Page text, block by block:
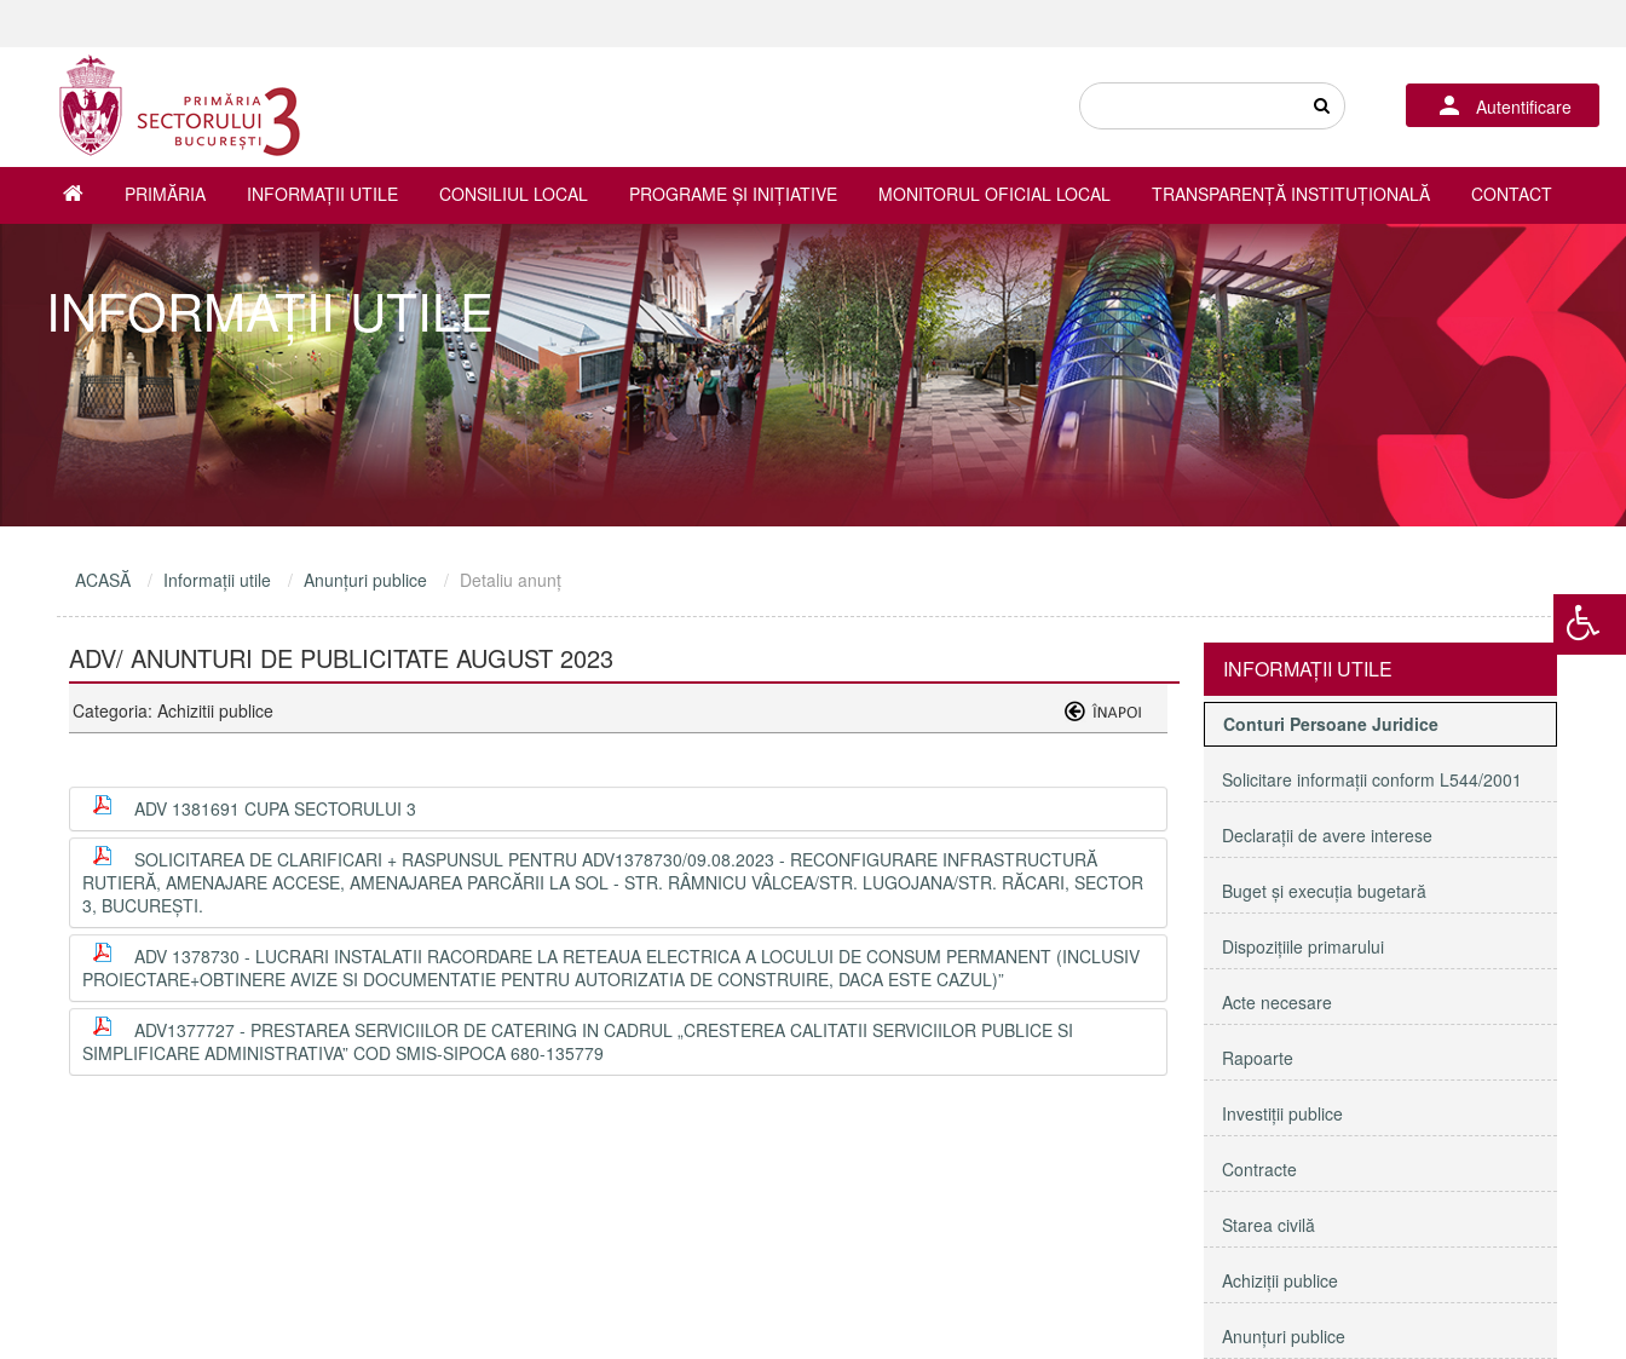
Autentificare
PRIMĂRIA INFORMAŢII UTILE CONSILIUL LOCAL PROGRAME ŞI INIŢIATIVE MONITORUL OFICIAL LOCAL TRANSPARENȚĂ INSTITUȚIONALĂ CONTACT
INFORMAŢII UTILE
ACASĂ Informaţii utile Anunţuri publice Detaliu anunţ
ADV/ ANUNTURI DE PUBLICITATE AUGUST 2023
Categoria: Achizitii publice
ADV 1381691 CUPA SECTORULUI 3
SOLICITAREA DE CLARIFICARI + RASPUNSUL PENTRU ADV1378730/09.08.2023 - RECONFIGURARE INFRASTRUCTURĂ
RUTIERĂ, AMENAJARE ACCESE, AMENAJAREA PARCĂRII LA SOL - STR. RÂMNICU VÂLCEA/STR. LUGOJANA/STR. RĂCARI, SECTOR
3, BUCUREȘTI.
ADV 1378730 - LUCRARI INSTALATII RACORDARE LA RETEAUA ELECTRICA A LOCULUI DE CONSUM PERMANENT (INCLUSIV
PROIECTARE+OBTINERE AVIZE SI DOCUMENTATIE PENTRU AUTORIZATIA DE CONSTRUIRE, DACA ESTE CAZUL)”
ADV1377727 - PRESTAREA SERVICIILOR DE CATERING IN CADRUL „CRESTEREA CALITATII SERVICIILOR PUBLICE SI
SIMPLIFICARE ADMINISTRATIVA” COD SMIS-SIPOCA 680-135779
INFORMAŢII UTILE
Conturi Persoane Juridice
Solicitare informaţii conform L544/2001
Declaraţii de avere interese
Buget şi execuţia bugetară
Dispoziţiile primarului
Acte necesare
Rapoarte
Investiţii publice
Contracte
Starea civilă
Achiziţii publice
Anunţuri publice